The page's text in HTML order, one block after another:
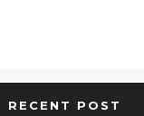
RECENT POST